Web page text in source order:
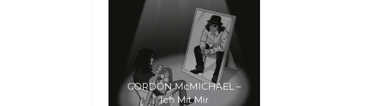
GORDON McMICHAEL –
Ich Mit Mir